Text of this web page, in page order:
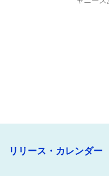
リリース・カレンダー